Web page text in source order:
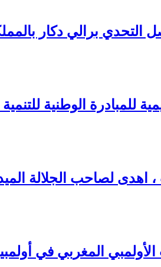
التحدي برالي دكار
للمبادرة الوطنية
لصاحب الجلالة
في أولمبياد باريس 2024 –